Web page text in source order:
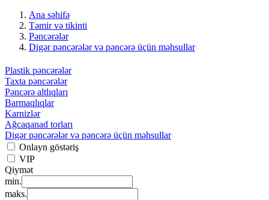
Ana səhifə
Təmir və tikinti
Pəncərələr
Digər pəncərələr və pəncərə üçün məhsullar
Plastik pəncərələr
Taxta pəncərələr
Pəncərə altlıqları
Barmaqlıqlar
Karnizlər
Ağcaqanad torları
Digər pəncərələr və pəncərə üçün məhsullar
Onlayn göstəriş
VIP
Qiymət
min.
maks.